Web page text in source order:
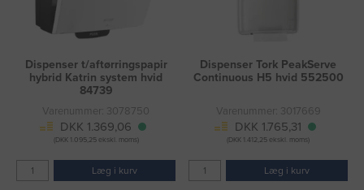
Dispenser t/aftørringspapir
hybrid Katrin system hvid
84739
Varenummer: 3078750
DKK 1.369,06
(DKK 1.095,25 ekskl. moms)
Læg i kurv
Dispenser Tork PeakServe
Continuous H5 hvid 552500
Varenummer: 3017669
DKK 1.765,31
(DKK 1.412,25 ekskl. moms)
Læg i kurv